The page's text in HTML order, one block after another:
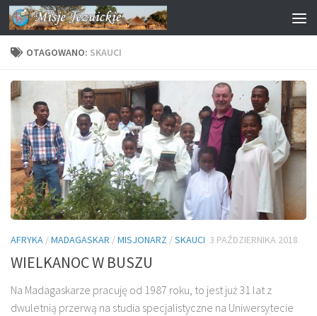
Przejdź do treści
OTAGOWANO: SKAUCI
AFRYKA /MADAGASKAR /MISJONARZ /SKAUCI 3 PAŹDZIERNIKA 2018
WIELKANOC W BUSZU
Na Madagaskarze pracuję od 1987 roku, to jest już 31 lat z
dwuletnią przerwą na studia specjalistyczne na Uniwersytecie